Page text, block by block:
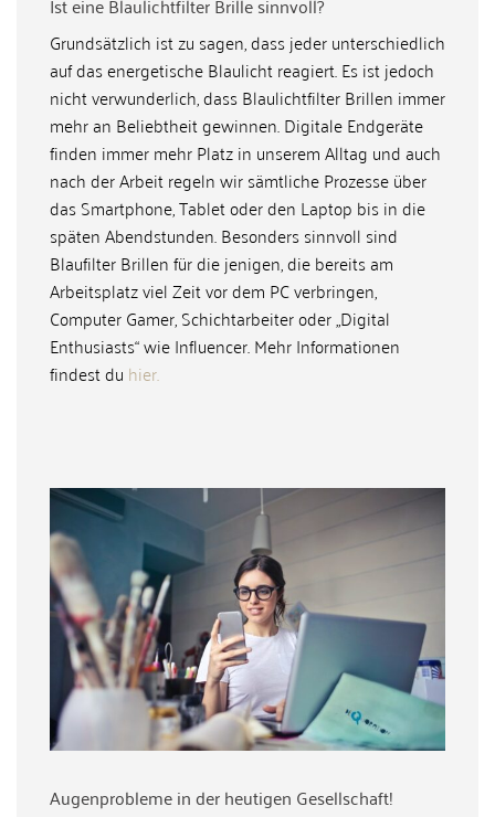
Grundsätzlich ist zu sagen, dass jeder unterschiedlich
auf das energetische Blaulicht reagiert. Es ist jedoch
nicht verwunderlich, dass Blaulichtfilter Brillen immer
mehr an Beliebtheit gewinnen. Digitale Endgeräte
finden immer mehr Platz in unserem Alltag und auch
nach der Arbeit regeln wir sämtliche Prozesse über
das Smartphone, Tablet oder den Laptop bis in die
späten Abendstunden. Besonders sinnvoll sind
Blaufilter Brillen für die jenigen, die bereits am
Arbeitsplatz viel Zeit vor dem PC verbringen,
Computer Gamer, Schichtarbeiter oder „Digital
Enthusiasts“ wie Influencer. Mehr Informationen
findest du hier.
Augenprobleme in der heutigen Gesellschaft!